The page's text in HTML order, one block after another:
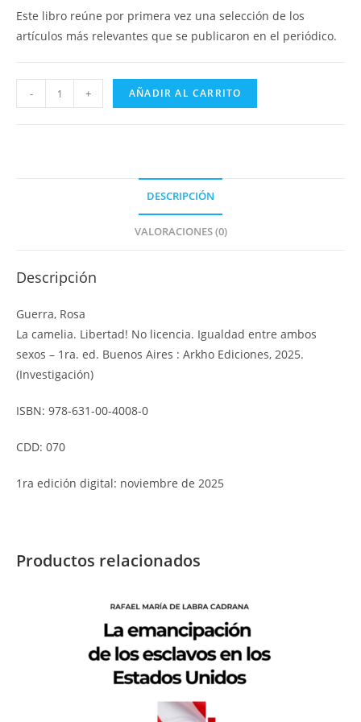
Este libro reúne por primera vez una selección de los
artículos más relevantes que se publicaron en el periódico.
camelia
- + AÑADIR AL CARRITO
DESCRIPCIÓN
VALORACIONES (0)
Descripción
Guerra, Rosa
La camelia. Libertad! No licencia. Igualdad entre ambos
sexos – 1ra. ed. Buenos Aires : Arkho Ediciones, 2025.
(Investigación)
ISBN: 978-631-00-4008-0
CDD: 070
1ra edición digital: noviembre de 2025
Productos relacionados